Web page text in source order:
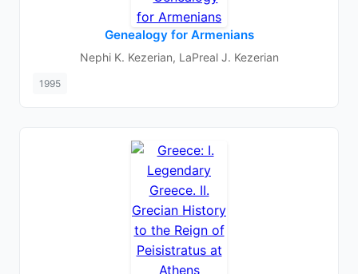
Genealogy for Armenians
Nephi K. Kezerian, LaPreal J. Kezerian
1995